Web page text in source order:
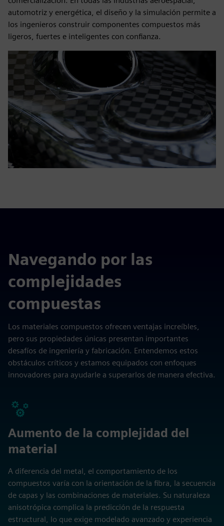
automotriz y energética, el diseño y la simulación permite a
los ingenieros construir componentes compuestos más
ligeros, fuertes e inteligentes con confianza.
Navegando por las
complejidades
compuestas
Los materiales compuestos ofrecen ventajas increíbles,
pero sus propiedades únicas presentan importantes
desafíos de ingeniería y fabricación. Entendemos estos
obstáculos críticos y estamos equipados con enfoques
innovadores para ayudarle a superarlos de manera efectiva.
Aumento de la complejidad del
material
A diferencia del metal, el comportamiento de los
compuestos varía con la orientación de la fibra, la secuencia
de capas y las combinaciones de materiales. Su naturaleza
anisotrópica complica la predicción de la respuesta
estructural, lo que exige modelado avanzado y experiencia